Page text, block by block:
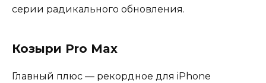
серии радикального обновления.
Козыри Pro Max
Главный плюс — рекордное для iPhone